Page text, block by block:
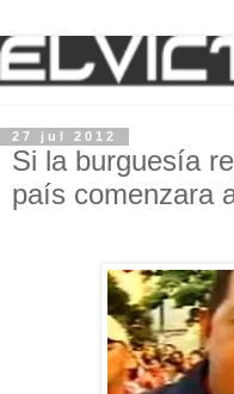
27 jul 2012
Si la burguesía
país comenzara